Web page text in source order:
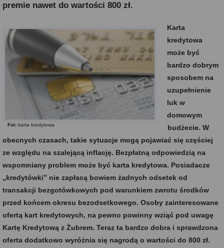
premie nawet do wartości 800 zł.
Fot: karta kredytowa
Karta
kredytowa
może być
bardzo dobrym
sposobem na
uzupełnienie
luk w
domowym
budżecie. W
obecnych czasach, takie sytuacje mogą pojawiać się częściej
ze względu na szalejącą inflację. Bezpłatną odpowiedzią na
wspomniany problem może być karta kredytowa. Posiadacze
„kredytówki” nie zapłacą bowiem żadnych odsetek od
transakcji bezgotówkowych pod warunkiem zwrotu środków
przed końcem okresu bezodsetkowego. Osoby zainteresowane
ofertą kart kredytowych, na pewno powinny wziąć pod uwagę
Kartę Kredytową z Żubrem. Teraz ta bardzo dobra i sprawdzona
oferta dodatkowo wyróżnia się nagrodą o wartości do 800 zł.